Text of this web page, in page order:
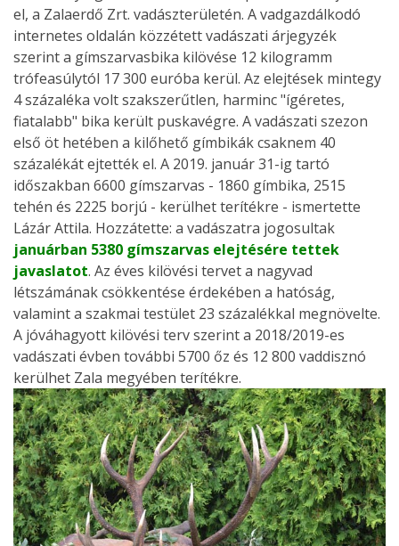
el, a Zalaerdő Zrt. vadászterületén. A vadgazdálkodó
internetes oldalán közzétett vadászati árjegyzék
szerint a gímszarvasbika kilövése 12 kilogramm
trófeasúlytól 17 300 euróba kerül. Az elejtések mintegy
4 százaléka volt szakszerűtlen, harminc "ígéretes,
fiatalabb" bika került puskavégre. A vadászati szezon
első öt hetében a kilőhető gímbikák csaknem 40
százalékát ejtették el. A 2019. január 31-ig tartó
időszakban 6600 gímszarvas - 1860 gímbika, 2515
tehén és 2225 borjú - kerülhet terítékre - ismertette
Lázár Attila. Hozzátette: a vadászatra jogosultak
januárban 5380 gímszarvas elejtésére tettek
javaslatot. Az éves kilövési tervet a nagyvad
létszámának csökkentése érdekében a hatóság,
valamint a szakmai testület 23 százalékkal megnövelte.
A jóváhagyott kilövési terv szerint a 2018/2019-es
vadászati évben további 5700 őz és 12 800 vaddisznó
kerülhet Zala megyében terítékre.